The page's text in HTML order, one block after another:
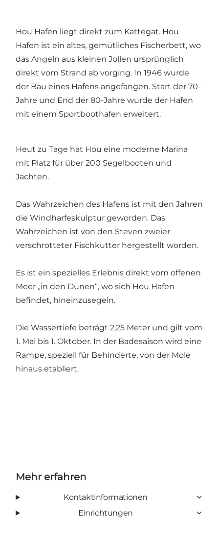
Hou Hafen liegt direkt zum Kattegat. Hou
Hafen ist ein altes, gemütliches Fischerbett, wo
das Angeln aus kleinen Jollen ursprünglich
direkt vom Strand ab vorging. In 1946 wurde
der Bau eines Hafens angefangen. Start der 70-
Jahre und End der 80-Jahre wurde der Hafen
mit einem Sportboothafen erweitert.
Heut zu Tage hat Hou eine moderne Marina
mit Platz für über 200 Segelbooten und
Jachten.
Das Wahrzeichen des Hafens ist mit den Jahren
die Windharfeskulptur geworden. Das
Wahrzeichen ist von den Steven zweier
verschrotteter Fischkutter hergestellt worden.
Es ist ein spezielles Erlebnis direkt vom offenen
Meer „in den Dünen“, wo sich Hou Hafen
befindet, hineinzusegeln.
Die Wassertiefe beträgt 2,25 Meter und gilt vom
1. Mai bis 1. Oktober. In der Badesaison wird eine
Rampe, speziell für Behinderte, von der Mole
hinaus etabliert.
Mehr erfahren
Kontaktinformationen
Einrichtungen